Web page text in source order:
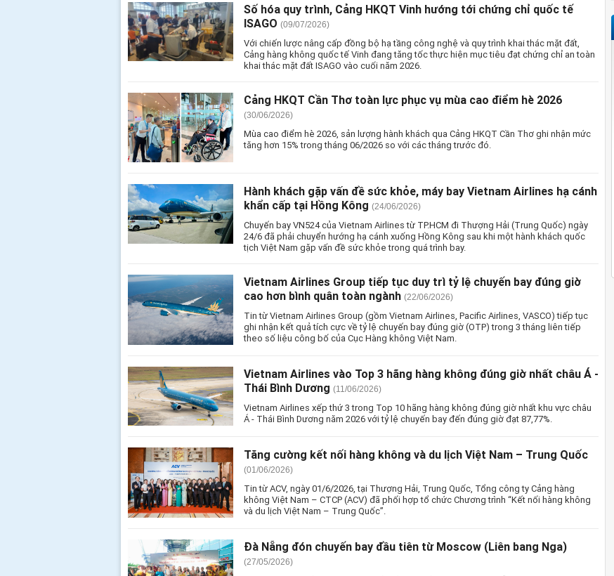
Số hóa quy trình, Cảng HKQT Vinh hướng tới chứng chỉ quốc tế
ISAGO (09/07/2026)
Với chiến lược nâng cấp đồng bộ hạ tầng công nghệ và quy trình khai thác mặt đất,
Cảng hàng không quốc tế Vinh đang tăng tốc thực hiện mục tiêu đạt chứng chỉ an toàn
khai thác mặt đất ISAGO vào cuối năm 2026.
Cảng HKQT Cần Thơ toàn lực phục vụ mùa cao điểm hè 2026
(30/06/2026)
Mùa cao điểm hè 2026, sản lượng hành khách qua Cảng HKQT Cần Thơ ghi nhận mức
tăng hơn 15% trong tháng 06/2026 so với các tháng trước đó.
Hành khách gặp vấn đề sức khỏe, máy bay Vietnam Airlines hạ cánh
khẩn cấp tại Hồng Kông (24/06/2026)
Chuyến bay VN524 của Vietnam Airlines từ TP.HCM đi Thượng Hải (Trung Quốc) ngày
24/6 đã phải chuyển hướng hạ cánh xuống Hồng Kông sau khi một hành khách quốc
tịch Việt Nam gặp vấn đề sức khỏe trong quá trình bay.
Vietnam Airlines Group tiếp tục duy trì tỷ lệ chuyến bay đúng giờ
cao hơn bình quân toàn ngành (22/06/2026)
Tin từ Vietnam Airlines Group (gồm Vietnam Airlines, Pacific Airlines, VASCO) tiếp tục
ghi nhận kết quả tích cực về tỷ lệ chuyến bay đúng giờ (OTP) trong 3 tháng liên tiếp
theo số liệu công bố của Cục Hàng không Việt Nam.
Vietnam Airlines vào Top 3 hãng hàng không đúng giờ nhất châu Á -
Thái Bình Dương (11/06/2026)
Vietnam Airlines xếp thứ 3 trong Top 10 hãng hàng không đúng giờ nhất khu vực châu
Á - Thái Bình Dương năm 2026 với tỷ lệ chuyến bay đến đúng giờ đạt 87,77%.
Tăng cường kết nối hàng không và du lịch Việt Nam – Trung Quốc
(01/06/2026)
Tin từ ACV, ngày 01/6/2026, tại Thượng Hải, Trung Quốc, Tổng công ty Cảng hàng
không Việt Nam – CTCP (ACV) đã phối hợp tổ chức Chương trình “Kết nối hàng không
và du lịch Việt Nam – Trung Quốc”.
Đà Nẵng đón chuyến bay đầu tiên từ Moscow (Liên bang Nga)
(27/05/2026)